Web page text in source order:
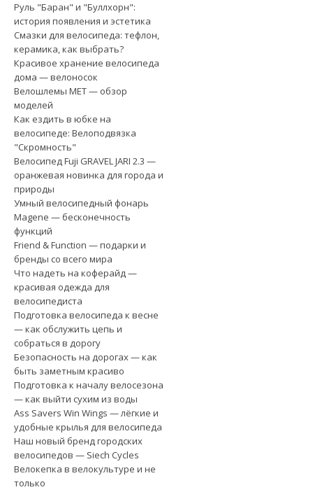
Руль "Баран" и "Буллхорн":
история появления и эстетика
Смазки для велосипеда: тефлон,
керамика, как выбрать?
Красивое хранение велосипеда
дома — велоносок
Велошлемы MET — обзор
моделей
Как ездить в юбке на
велосипеде: Велоподвязка
"Скромность"
Велосипед Fuji GRAVEL JARI 2.3 —
оранжевая новинка для города и
природы
Умный велосипедный фонарь
Magene — бесконечность
функций
Friend & Function — подарки и
бренды со всего мира
Что надеть на коферайд —
красивая одежда для
велосипедиста
Подготовка велосипеда к весне
— как обслужить цепь и
собраться в дорогу
Безопасность на дорогах — как
быть заметным красиво
Подготовка к началу велосезона
— как выйти сухим из воды
Ass Savers Win Wings — лёгкие и
удобные крылья для велосипеда
Наш новый бренд городских
велосипедов — Siech Cycles
Велокепка в велокультуре и не
только